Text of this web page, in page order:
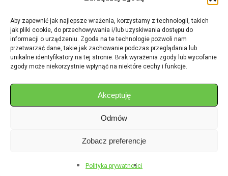
Aby zapewnić jak najlepsze wrażenia, korzystamy z technologii, takich
jak pliki cookie, do przechowywania i/lub uzyskiwania dostępu do
informacji o urządzeniu. Zgoda na te technologie pozwoli nam
przetwarzać dane, takie jak zachowanie podczas przeglądania lub
unikalne identyfikatory na tej stronie. Brak wyrażenia zgody lub wycofanie
zgody może niekorzystnie wpłynąć na niektóre cechy i funkcje.
Akceptuję
Odmów
Zobacz preferencje
Polityka prywatności
Sprzedaż internetowa
Tel:605 603 753
Sprzedaż detaliczna
aukcje.agrohurt@gmail.com